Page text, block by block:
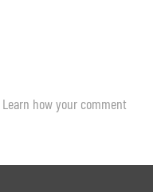
Learn how your comment